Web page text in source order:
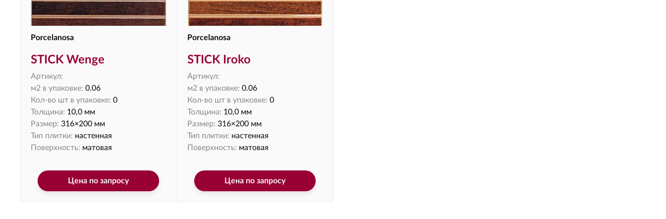
Porcelanosa
STICK Wenge
Артикул:
м2 в упаковке: 0.06
Кол-во шт в упаковке: 0
Толщина: 10,0 мм
Размер: 316×200 мм
Тип плитки: настенная
Поверхность: матовая
Цена по запросу
Porcelanosa
STICK Iroko
Артикул:
м2 в упаковке: 0.06
Кол-во шт в упаковке: 0
Толщина: 10,0 мм
Размер: 316×200 мм
Тип плитки: настенная
Поверхность: матовая
Цена по запросу